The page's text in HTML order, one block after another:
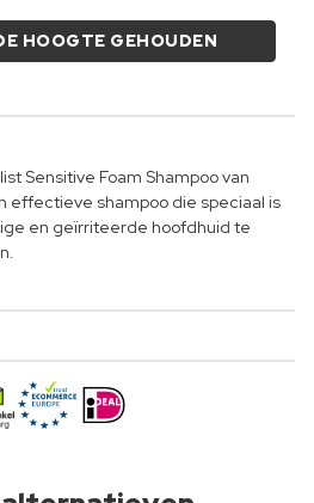
HOOGTE GEHOUDEN
Sensitive Foam Shampoo van
effectieve shampoo die speciaal is
en geïrriteerde hoofdhuid te